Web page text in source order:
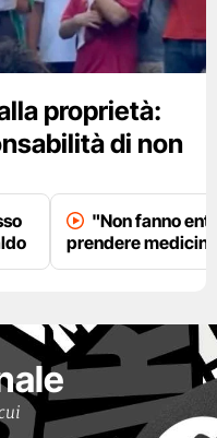
proprietà:
di non
"Non fanno
prendere